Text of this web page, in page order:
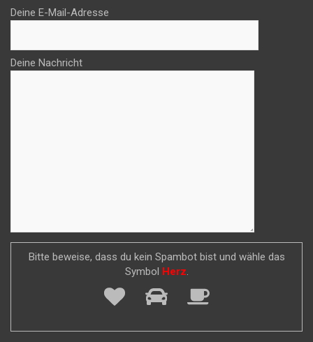
Deine E-Mail-Adresse
Deine Nachricht
Bitte beweise, dass du kein Spambot bist und wähle das
Symbol
Herz.